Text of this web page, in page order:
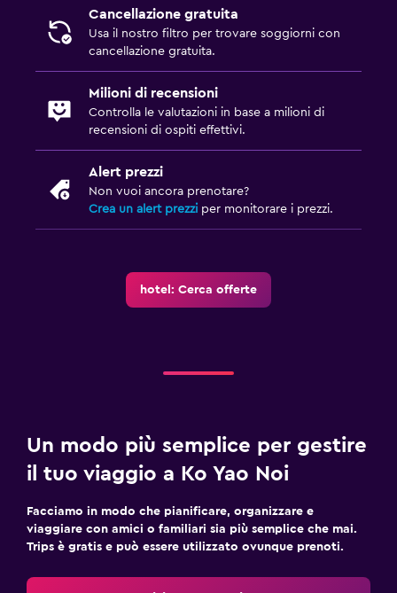
Cancellazione gratuita
Usa il nostro filtro per trovare soggiorni con
cancellazione gratuita.
Milioni di recensioni
Controlla le valutazioni in base a milioni di
recensioni di ospiti effettivi.
Alert prezzi
Non vuoi ancora prenotare?
Crea un alert prezzi per monitorare i prezzi.
hotel: Cerca offerte
Un modo più semplice per gestire
il tuo viaggio a Ko Yao Noi
Facciamo in modo che pianificare, organizzare e
viaggiare con amici o familiari sia più semplice che mai.
Trips è gratis e può essere utilizzato ovunque prenoti.